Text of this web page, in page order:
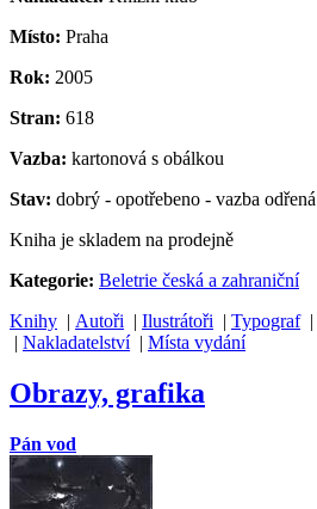
Místo: Praha
Rok: 2005
Stran: 618
Vazba: kartonová s obálkou
Stav: dobrý - opotřebeno - vazba odřená
Kniha je skladem na prodejně
Kategorie: Beletrie česká a zahraniční
Knihy | Autoři | Ilustrátoři | Typograf|
| Nakladatelství| Místa vydání
Obrazy, grafika
Pán vod